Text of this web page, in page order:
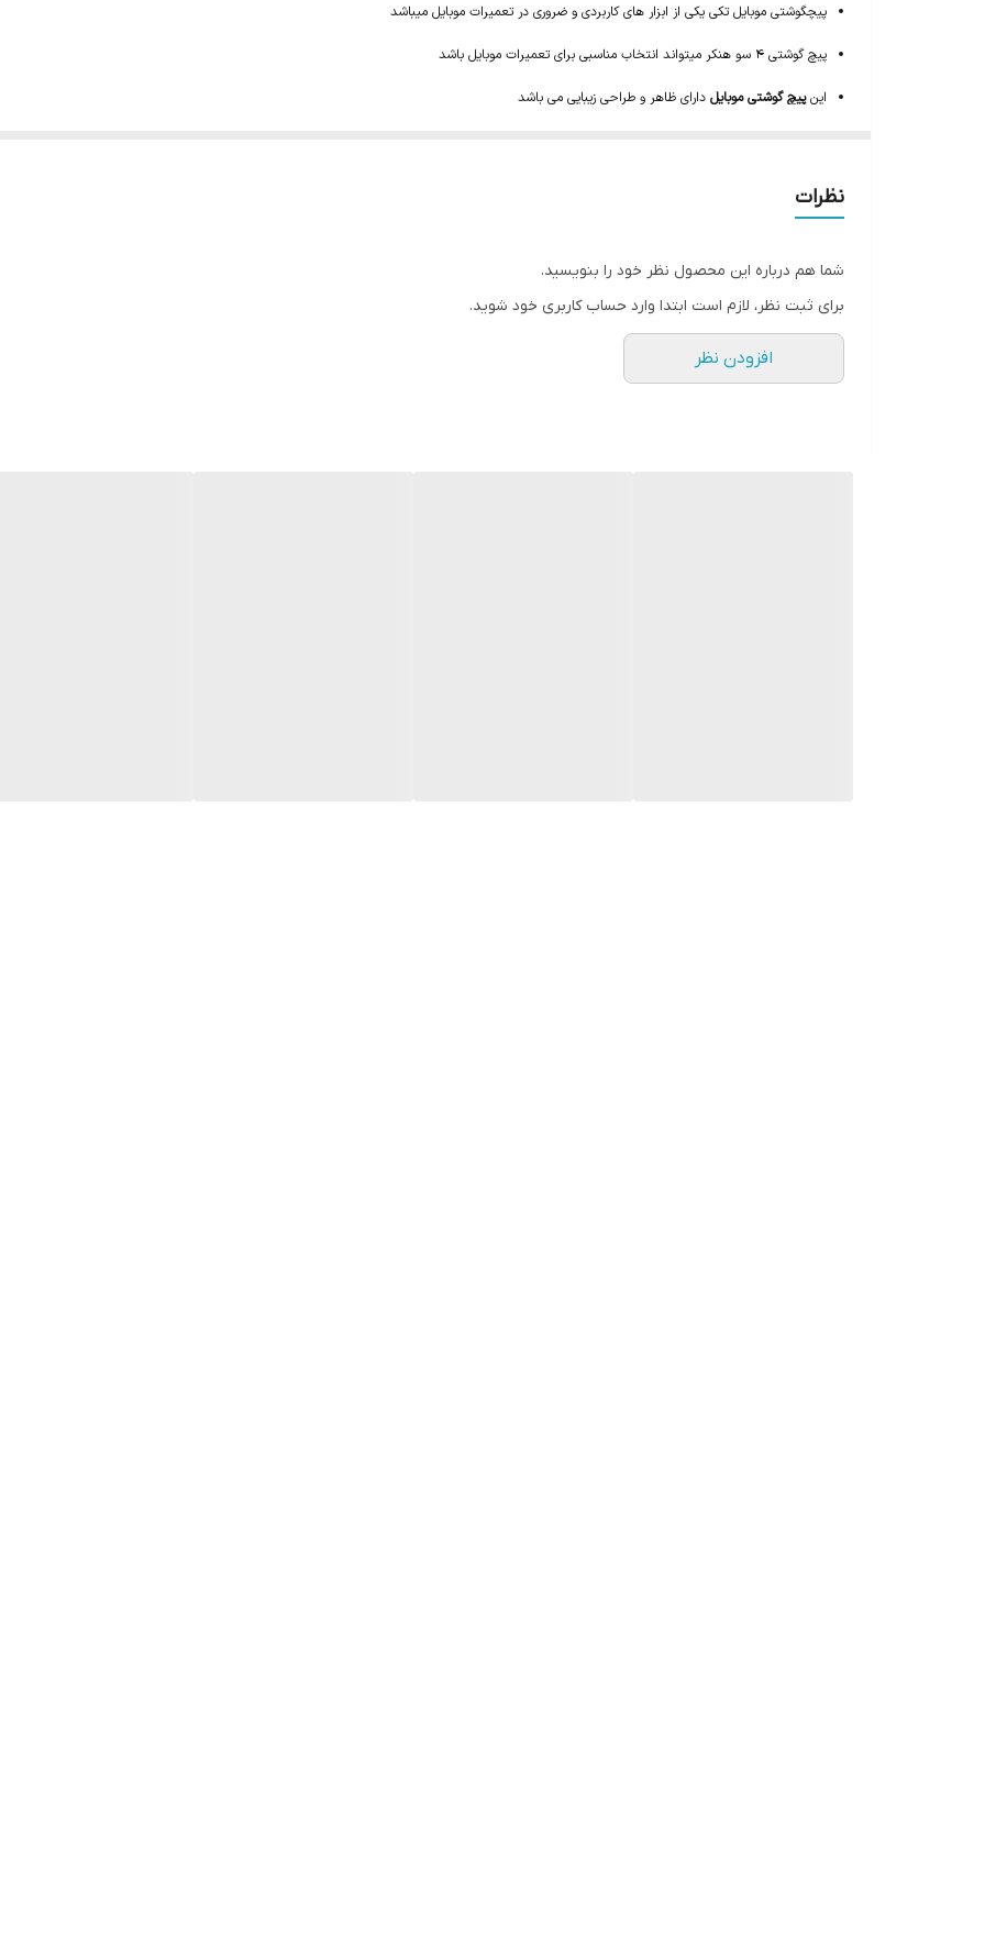
پیچگوشتی موبایل تکی یکی از ابزار های کاربردی و ضروری در تعمیرات موبایل میباشد
پیچ گوشتی 4 سو هنکر میتواند انتخاب مناسبی برای تعمیرات موبایل باشد
این پیچ گوشتی موبایل دارای ظاهر و طراحی زیبایی می باشد
نظرات
شما هم درباره این محصول نظر خود را بنویسید.
برای ثبت نظر، لازم است ابتدا وارد حساب کاربری خود شوید.
افزودن نظر